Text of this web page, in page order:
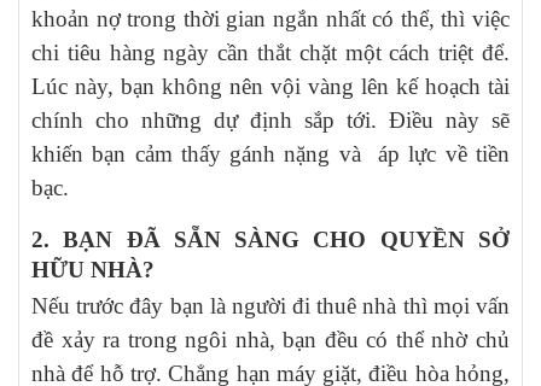
khoản nợ trong thời gian ngắn nhất có thể, thì việc
chi tiêu hàng ngày cần thắt chặt một cách triệt để.
Lúc này, bạn không nên vội vàng lên kế hoạch tài
chính cho những dự định sắp tới. Điều này sẽ
khiến bạn cảm thấy gánh nặng và áp lực về tiền
bạc.
2. BẠN ĐÃ SẴN SÀNG CHO QUYỀN SỞ
HỮU NHÀ?
Nếu trước đây bạn là người đi thuê nhà thì mọi vấn
đề xảy ra trong ngôi nhà, bạn đều có thể nhờ chủ
nhà để hỗ trợ. Chẳng hạn máy giặt, điều hòa hỏng,